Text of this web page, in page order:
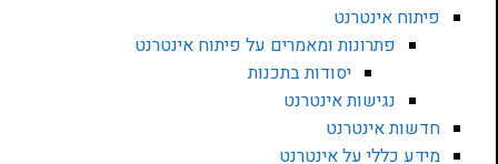
פיתוח אינטרנט
פתרונות ומאמרים על פיתוח אינטרנט
יסודות בתכנות
נגישות אינטרנט
חדשות אינטרנט
מידע כללי על אינטרנט